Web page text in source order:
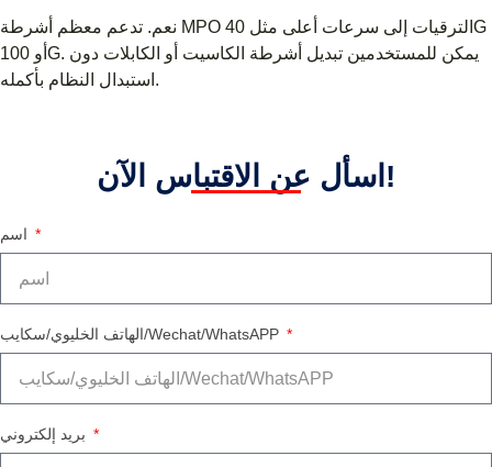
نعم. تدعم معظم أشرطة MPO الترقيات إلى سرعات أعلى مثل 40G
أو 100G. يمكن للمستخدمين تبديل أشرطة الكاسيت أو الكابلات دون
استبدال النظام بأكمله.
اسأل عن الاقتباس الآن!
الهاتف الخليوي/سكايب/Wechat/WhatsAPP